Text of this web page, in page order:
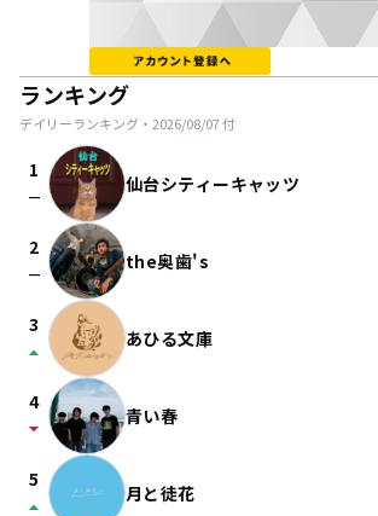
ランキング
デイリーランキング・ 2026/08/07付
1
check_indeterminate_small 仙台シティーキャッツ
2
check_indeterminate_small the奥歯's
3
arrow_drop_up あひる文庫
4
arrow_drop_down 青い春
5
arrow_drop_up 月と徒花